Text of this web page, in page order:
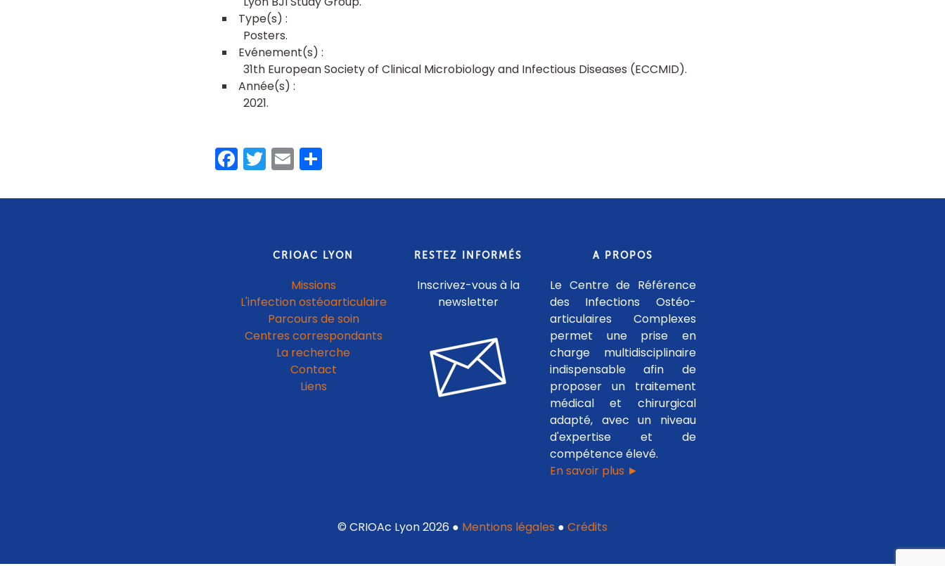
Posters
31th European Society of Clinical Microbiology and Infectious Diseases (ECCMID)
2021
Facebook
Twitter
Email
CRIOAC LYON
Missions
L'infection ostéoarticulaire
Parcours de soin
Centres correspondants
La recherche
Contact
Liens
RESTEZ INFORMÉS
Inscrivez-vous à la
newsletter
A PROPOS
Le Centre de Référence
des Infections Ostéo-
articulaires Complexes
permet une prise en
charge multidisciplinaire
indispensable afin de
proposer un traitement
médical et chirurgical
adapté, avec un niveau
d'expertise et de
compétence élevé.
En savoir plus ►
© CRIOAc Lyon 2026 ● Mentions légales ● Crédits